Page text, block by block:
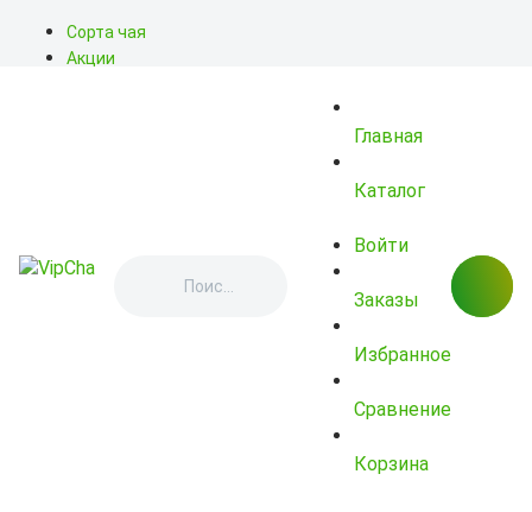
Сорта чая
Акции
Главная
Каталог
Войти
Заказы
Избранное
Сравнение
Корзина